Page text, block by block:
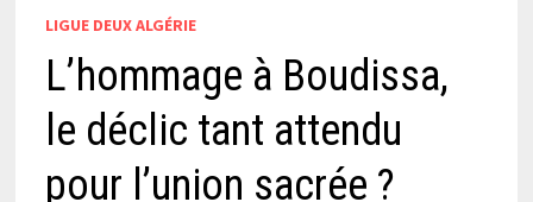
LIGUE DEUX ALGÉRIE
L’hommage à Boudissa,
le déclic tant attendu
pour l’union sacrée ?